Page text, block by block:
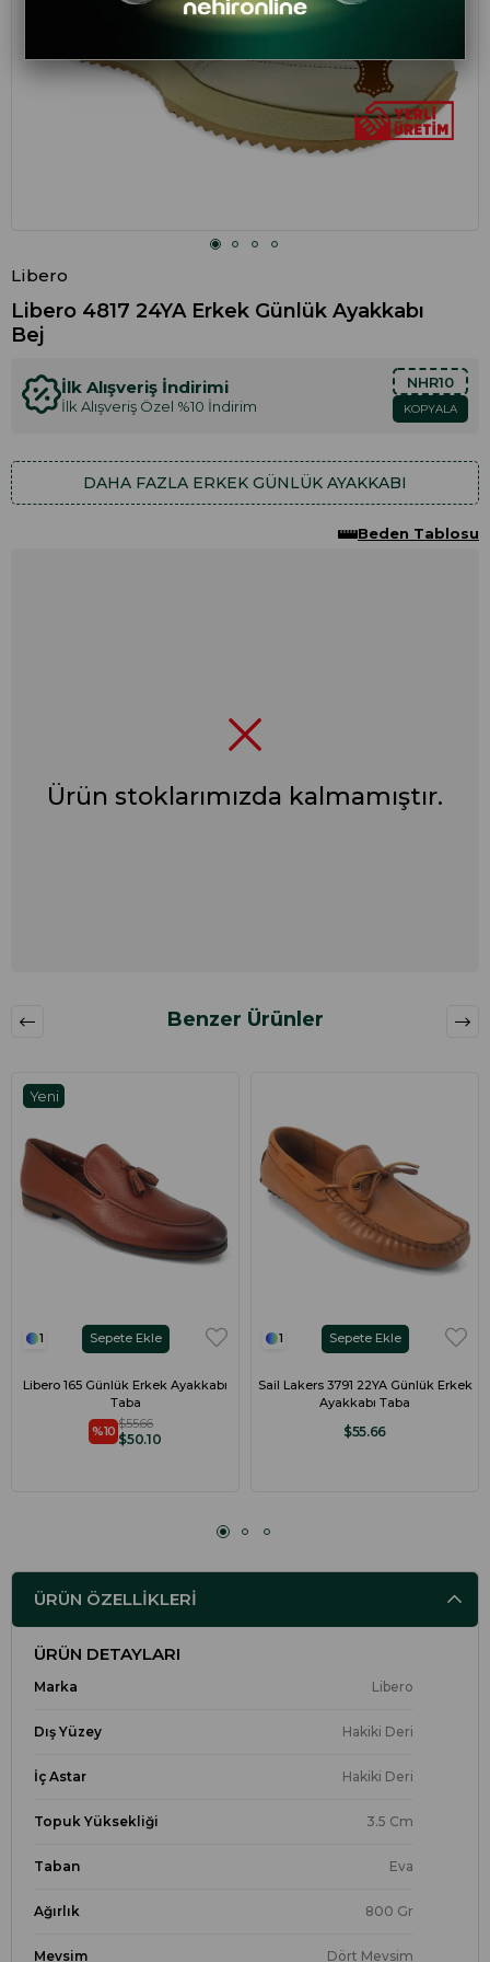
Libero
Libero 4817 24YA Erkek Günlük Ayakkabı
Bej
İlk Alışveriş İndirimi
İlk Alışveriş Özel %10 İndirim
NHR10
KOPYALA
DAHA FAZLA ERKEK GÜNLÜK AYAKKABI
Ürün stoklarımızda kalmamıştır.
Beden Tablosu
Benzer Ürünler
1
Libero 165 Günlük Erkek Ayakkabı
Taba
%10 $50.10
$55.66
Yeni
Sepete Ekle 1
Sail Lakers 3791 22YA Günlük Erkek
Ayakkabı Taba
$55.66
Sepete Ekle
ÜRÜN ÖZELLIKLERI
ÜRÜN DETAYLARI
Marka Libero
Dış Yüzey Hakiki Deri
İç Astar Hakiki Deri
Topuk Yüksekliği 3.5 Cm
Taban Eva
Ağırlık 800 Gr
Mevsim Dört Mevsim